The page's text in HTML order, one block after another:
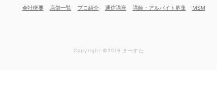
会社概要 店舗一覧 プロ紹介 通信講座 講師・アルバイト募集 MSM
Copyright ©2019 まーすた